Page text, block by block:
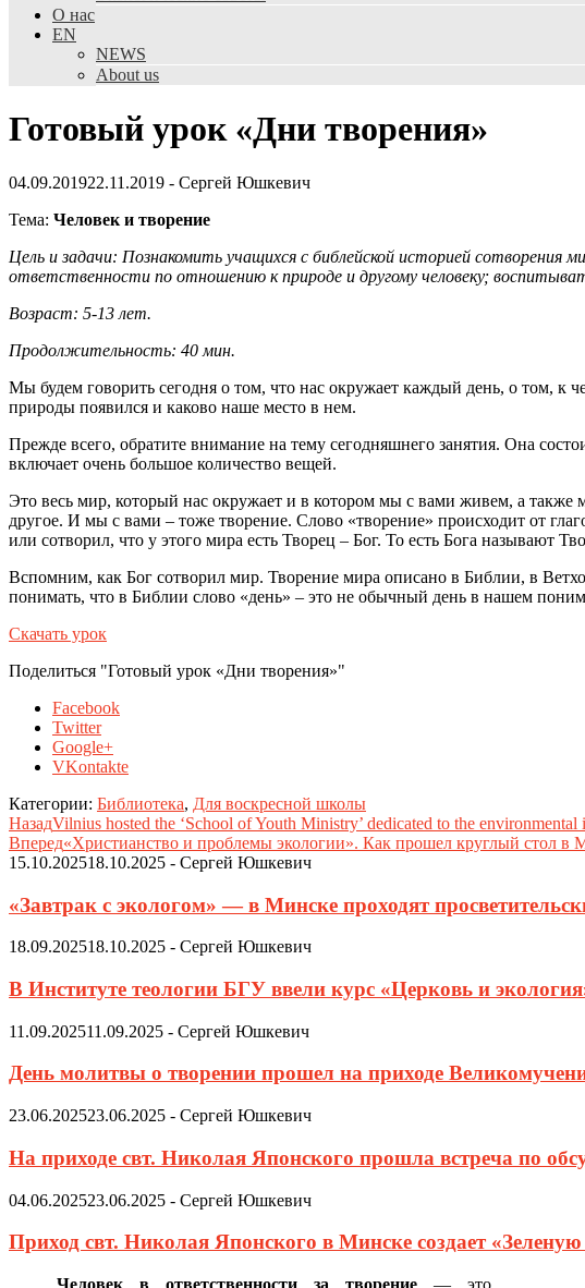
О нас
EN
NEWS
About us
Готовый урок «Дни творения»
04.09.201922.11.2019 - Сергей Юшкевич
Тема: Человек и творение
Цель и задачи: Познакомить учащихся с библейской историей сотворения
ответственности по отношению к природе и другому человеку;
Возраст: 5-13 лет.
Продолжительность: 40 мин.
Мы будем говорить сегодня о том, что нас окружает каждый день, о том,
природы появился и каково наше место в нем.
Прежде всего, обратите внимание на тему сегодняшнего занятия. Она
включает очень большое количество вещей.
Это весь мир, который нас окружает и в котором мы с вами живем, а также
другое. И мы с вами – тоже творение. Слово «творение» происходит от
или сотворил, что у этого мира есть Творец – Бог. То есть Бога называют
Вспомним, как Бог сотворил мир. Творение мира описано в Библии, в
понимать, что в Библии слово «день» – это не обычный день в нашем
Скачать урок
Поделиться "Готовый урок «Дни творения»"
Facebook
Twitter
Google+
VKontakte
Категории: Библиотека, Для воскресной школы
НазадVilnius hosted the ‘School of Youth Ministry’ dedicated to the environmental
Вперед«Христианство и проблемы экологии». Как прошел круглый стол в
15.10.202518.10.2025 - Сергей Юшкевич
«Завтрак с экологом» — в Минске проходят
18.09.202518.10.2025 - Сергей Юшкевич
В Институте теологии БГУ ввели курс «Церковь и
11.09.202511.09.2025 - Сергей Юшкевич
День молитвы о творении прошел на приходе
23.06.202523.06.2025 - Сергей Юшкевич
На приходе свт. Николая Японского прошла встреча по
04.06.202523.06.2025 - Сергей Юшкевич
Приход свт. Николая Японского в Минске создает
Человек в ответственности за творение— это